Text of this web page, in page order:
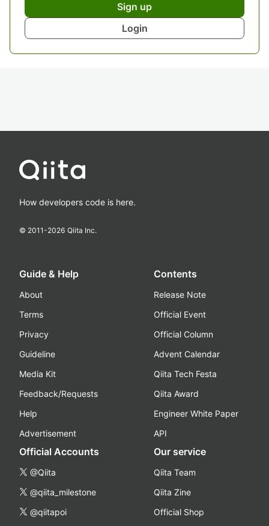
Sign up
Login
How developers code is here.
© 2011-2026 Qiita Inc.
Guide & Help
About
Terms
Privacy
Guideline
Media Kit
Feedback/Requests
Help
Advertisement
Contents
Release Note
Official Event
Official Column
Advent Calendar
Qiita Tech Festa
Qiita Award
Engineer White Paper
API
Official Accounts
@Qiita
@qiita_milestone
@qiitapoi
Our service
Qiita Team
Qiita Zine
Official Shop